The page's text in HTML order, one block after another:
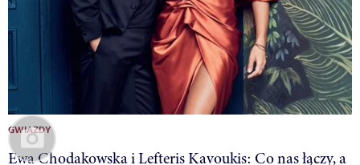
GWIAZDY
Ewa Chodakowska i Lefteris Kavoukis: Co nas łączy, a